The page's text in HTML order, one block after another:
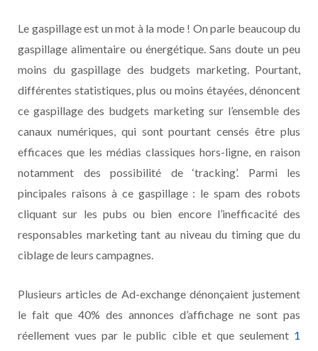
Le gaspillage est un mot à la mode ! On parle beaucoup du
gaspillage alimentaire ou énergétique. Sans doute un peu
moins du gaspillage des budgets marketing. Pourtant,
différentes statistiques, plus ou moins étayées, dénoncent
ce gaspillage des budgets marketing sur l’ensemble des
canaux numériques, qui sont pourtant censés être plus
efficaces que les médias classiques hors-ligne, en raison
notamment des possibilité de ‘tracking’. Parmi les
pincipales raisons à ce gaspillage : le spam des robots
cliquant sur les pubs ou bien encore l’inefficacité des
responsables marketing tant au niveau du timing que du
ciblage de leurs campagnes.
Plusieurs articles de Ad-exchange dénonçaient justement
le fait que 40% des annonces d’affichage ne sont pas
réellement vues par le public cible et que seulement1